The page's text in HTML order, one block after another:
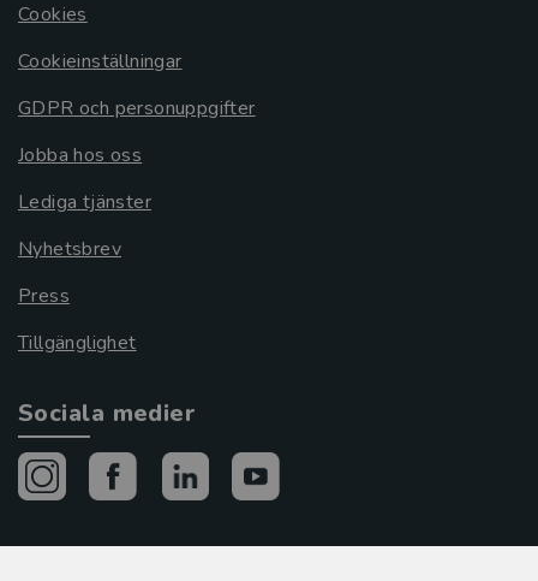
Cookies
Cookieinställningar
GDPR och personuppgifter
Jobba hos oss
Lediga tjänster
Nyhetsbrev
Press
Tillgänglighet
Sociala medier